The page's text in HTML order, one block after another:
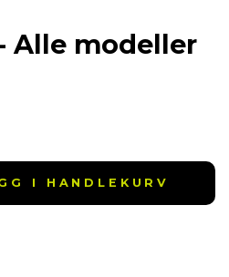
Alle modeller
I HANDLEKURV